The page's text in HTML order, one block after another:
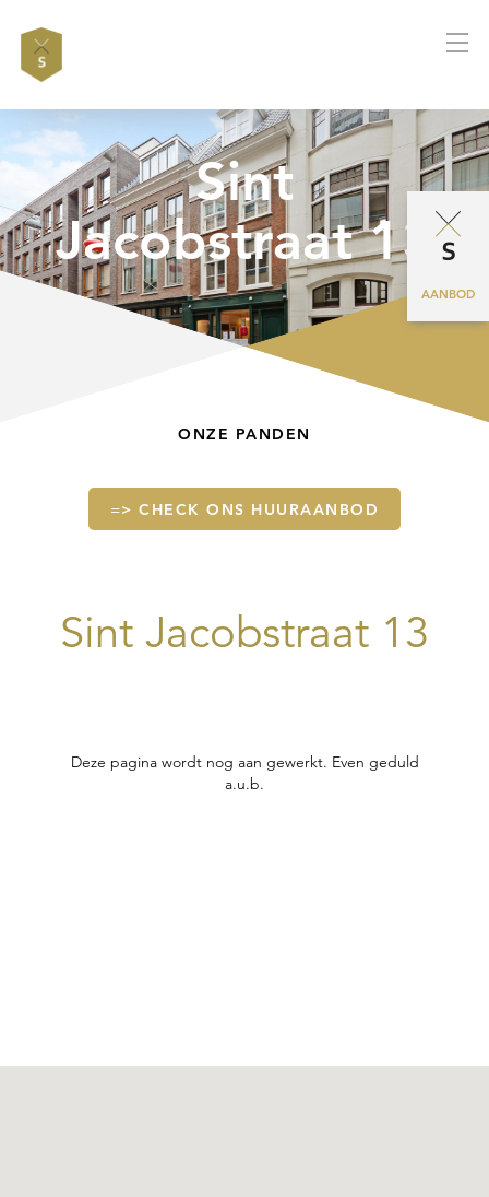
AANBOD
Sint
Jacobstraat 13
ONZE PANDEN
=> CHECK ONS HUURAANBOD
Sint Jacobstraat 13
Deze pagina wordt nog aan gewerkt. Even geduld
a.u.b.